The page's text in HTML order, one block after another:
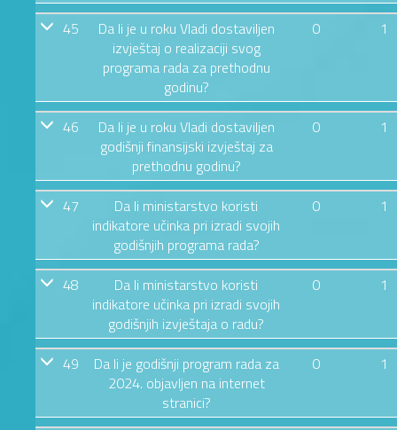
45
Da li je u roku Vladi dostaviljen
izvještaj o realizaciji svog
programa rada za prethodnu
godinu?
0 1
46
Da li je u roku Vladi dostaviljen
godišnji finansijski izvještaj za
prethodnu godinu?
0 1
47
Da li ministarstvo koristi
indikatore učinka pri izradi svojih
godišnjih programa rada?
0 1
48
Da li ministarstvo koristi
indikatore učinka pri izradi svojih
godišnjih izvještaja o radu?
0 1
49
Da li je godišnji program rada za
2024. objavljen na internet
stranici?
0 1